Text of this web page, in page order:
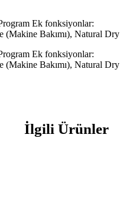
Ek fonksiyonlar:
(Makine Bakımı), Natural Dry
Ek fonksiyonlar:
(Makine Bakımı), Natural Dry
İlgili Ürünler